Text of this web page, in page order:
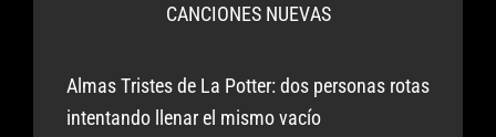
CANCIONES NUEVAS
Almas Tristes de La Potter: dos personas rotas
intentando llenar el mismo vacío